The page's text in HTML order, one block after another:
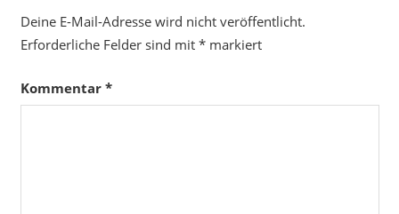
Deine E-Mail-Adresse wird nicht veröffentlicht.
Erforderliche Felder sind mit *markiert
Kommentar *